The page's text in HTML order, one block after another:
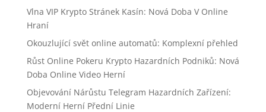
Vlna VIP Krypto Stránek Kasín: Nová Doba V Online
Hraní
Okouzlující svět online automatů: Komplexní přehled
Růst Online Pokeru Krypto Hazardních Podniků: Nová
Doba Online Video Herní
Objevování Nárůstu Telegram Hazardních Zařízení:
Moderní Herní Přední Linie